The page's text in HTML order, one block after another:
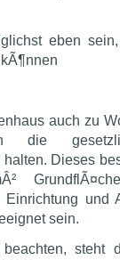
eben
auch zu
halten. Dieses
und
sein.
steht